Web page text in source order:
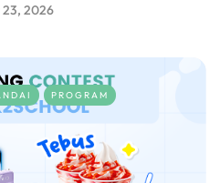
23, 2026
PROGRAM